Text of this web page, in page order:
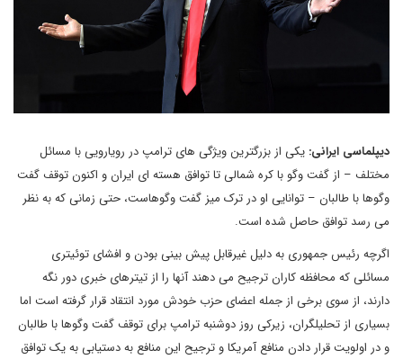
دیپلماسی ایرانی: یکی از بزرگترین ویژگی های ترامپ در رویارویی با مسائل
مختلف – از گفت وگو با کره شمالی تا توافق هسته ای ایران و اکنون توقف گفت
وگوها با طالبان – توانایی او در ترک میز گفت وگوهاست، حتی زمانی که به نظر
می رسد توافق حاصل شده است.
اگرچه رئیس جمهوری به دلیل غیرقابل پیش بینی بودن و افشای توئیتری
مسائلی که محافظه کاران ترجیح می دهند آنها را از تیترهای خبری دور نگه
دارند، از سوی برخی از جمله اعضای حزب خودش مورد انتقاد قرار گرفته است اما
بسیاری از تحلیلگران، زیرکی روز دوشنبه ترامپ برای توقف گفت وگوها با طالبان
و در اولویت قرار دادن منافع آمریکا و ترجیح این منافع به دستیابی به یک توافق